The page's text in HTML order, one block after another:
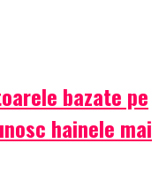
bazate pe
hainele mai